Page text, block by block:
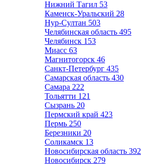
Нижний Тагил 53
Каменск-Уральский 28
Нур-Султан 503
Челябинская область 495
Челябинск 153
Миасс 63
Магнитогорск 46
Санкт-Петербург 435
Самарская область 430
Самара 222
Тольятти 121
Сызрань 20
Пермский край 423
Пермь 250
Березники 20
Соликамск 13
Новосибирская область 392
Новосибирск 279